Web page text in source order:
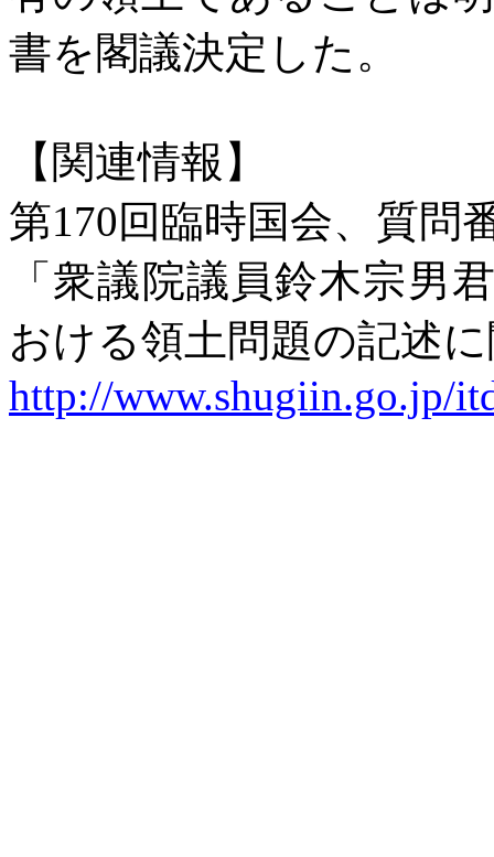
書を閣議決定した。
【関連情報】
第170回臨時国会、質問
「衆議院議員鈴木宗男
おける領土問題の記述
http://www.shugiin.go.jp/